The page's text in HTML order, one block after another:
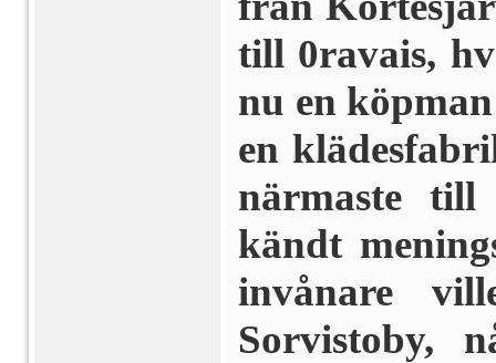
till 0ravais,
nu en
en
närmaste till
kändt
invånare
Sorvistoby,